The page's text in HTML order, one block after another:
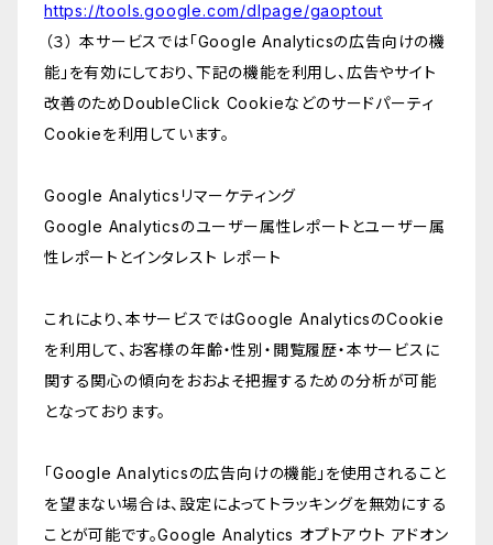
https://tools.google.com/dlpage/gaoptout
（３） 本サービスでは「Google Analyticsの広告向けの機
能」を有効にしており、下記の機能を利用し、広告やサイト
改善のためDoubleClick Cookieなどのサードパーティ
Cookieを利用しています。
Google Analyticsリマーケティング
Google Analyticsのユーザー属性レポートとユーザー属
性レポートとインタレスト レポート
これにより、本サービスではGoogle AnalyticsのCookie
を利用して、お客様の年齢・性別・閲覧履歴・本サービスに
関する関心の傾向をおおよそ把握するための分析が可能
となっております。
「Google Analyticsの広告向けの機能」を使用されること
を望まない場合は、設定によってトラッキングを無効にする
ことが可能です。Google Analytics オプトアウト アドオン